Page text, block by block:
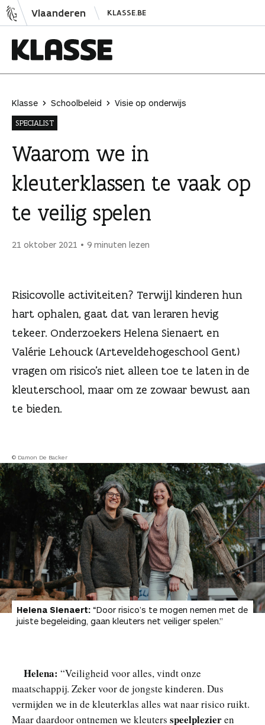
N
a
Vlaanderen KLASSE.BE
a
s
s
e
Klasse Schoolbeleid
Visie op onderwijs
SPECIALIST
Waarom we in
kleuterklassen te vaak op
te veilig spelen
21 oktober 2021 9 minuten lezen
Risicovolle activiteiten? Terwijl kinderen hun
hart ophalen, gaat dat van leraren hevig
tekeer. Onderzoekers Helena Sienaert en
Valérie Lehouck (Arteveldehogeschool Gent)
vragen om risico’s niet alleen toe te laten in de
kleuterschool, maar om ze zowaar bewust aan
te bieden.
© Damon De Backer
Helena Sienaert: “Door risico’s te mogen nemen met de
juiste begeleiding, gaan kleuters net veiliger spelen.”
Helena: “Veiligheid voor alles, vindt onze
maatschappij. Zeker voor de jongste kinderen. Dus
vermijden we in de kleuterklas alles wat naar risico ruikt.
Maar daardoor ontnemen we kleuters speelplezieren